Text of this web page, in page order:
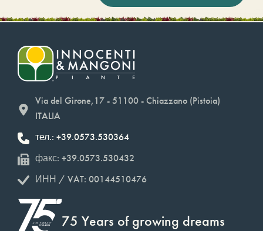
Via del Girone,17 - 51100 - Chiazzano (Pistoia)
ITALIA
тел.: +39.0573.530364
факс: +39.0573.530432
ИНН / VAT: 00144510476
75 Years of growing dreams